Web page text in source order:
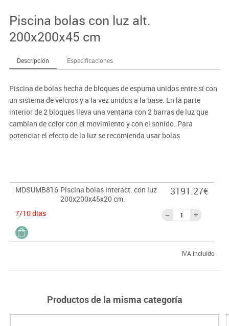
Piscina bolas con luz alt.
200x200x45 cm
Descripción Especificaciones
Piscina de bolas hecha de bloques de espuma unidos entre sí con
un sistema de velcros y a la vez unidos a la base. En la parte
interior de 2 bloques lleva una ventana con 2 barras de luz que
cambian de color con el movimiento y con el sonido. Para
potenciar el efecto de la luz se recomienda usar bolas
· Materiales:Espuma 25 kg/m3 recubierto con PVC ignífugo (m2)
y atóxico libre ftalatos.
Las bolas se venden por separado.
MDSUMB816 Piscina bolas interact. con luz
200x200x45x20 cm.
7/10 días
3191.27€
IVA incluido
Productos de la misma categoría